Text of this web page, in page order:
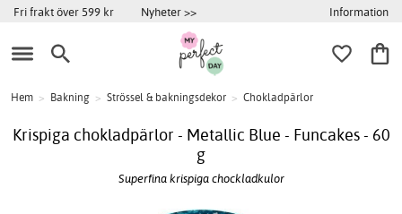
Fri frakt över 599 kr Nyheter >> Information
Hem > Bakning > Strössel & bakningsdekor > Chokladpärlor
Krispiga chokladpärlor - Metallic Blue - Funcakes - 60
g
Superfina krispiga chockladkulor